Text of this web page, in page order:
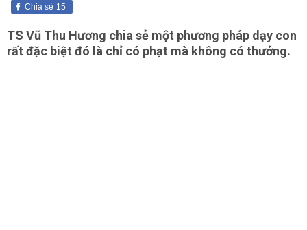
15
Chia sẻ
TS Vũ Thu Hương chia sẻ một phương pháp dạy con
rất đặc biệt đó là chỉ có phạt mà không có thưởng.